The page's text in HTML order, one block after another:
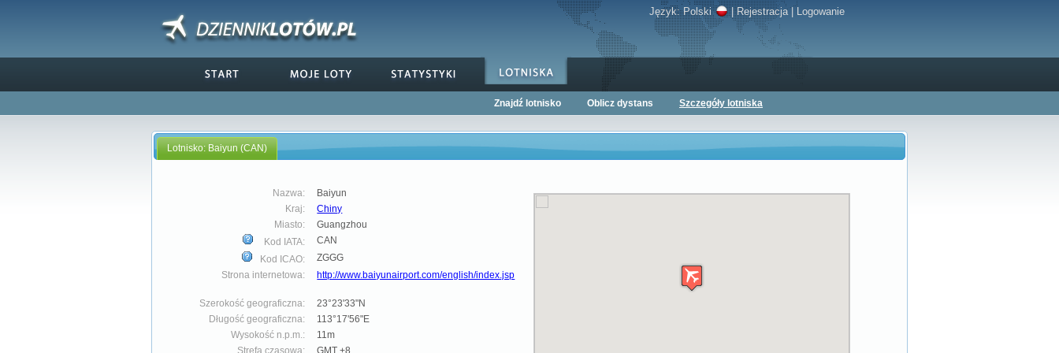
Język:Polski |Rejestracja| Logowanie
Znajdź lotnisko Oblicz dystans Szczegóły lotniska
Lotnisko: Baiyun (CAN)
Nazwa:
Baiyun
Kraj:
Chiny
Miasto:
Guangzhou
Kod IATA:
CAN
Kod ICAO:
ZGGG
Strona internetowa:
http://www.baiyunairport.com/english/index.jsp
Szerokość geograficzna:
23°23'33"N
Długość geograficzna:
113°17'56"E
Wysokość n.p.m.:
11m
Strefa czasowa:
GMT +8